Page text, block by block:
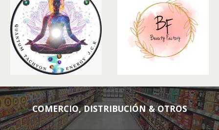
COMERCIO, DISTRIBUCIÓN & OTROS